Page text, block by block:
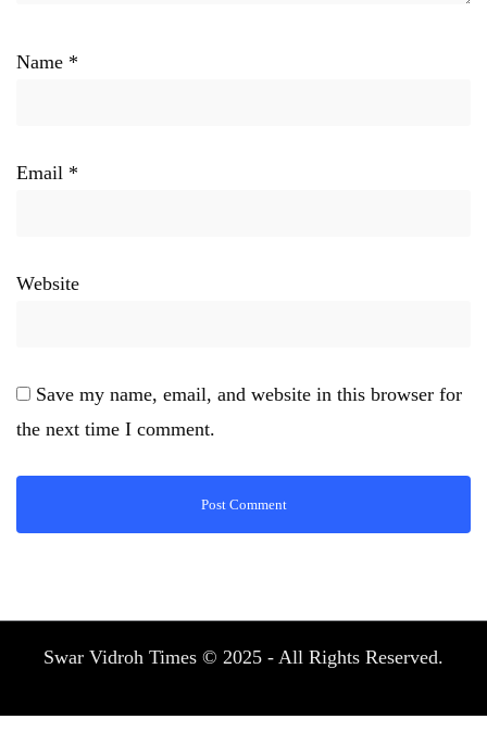
Name *
Email *
Website
Save my name, email, and website in this browser for
the next time I comment.
Swar Vidroh Times © 2025 - All Rights Reserved.